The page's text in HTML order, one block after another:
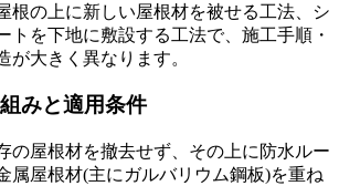
根の上に新しい屋根材を被せる工法、シ
トを下地に敷設する工法で、施工手順・
が大きく異なります。
みと適用条件
の屋根材を撤去せず、その上に防水ルー
属屋根材(主にガルバリウム鋼板)を重ね